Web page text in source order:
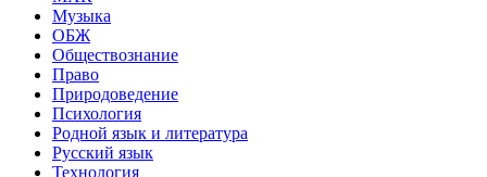
Музыка
ОБЖ
Обществознание
Право
Природоведение
Психология
Родной язык и литература
Русский язык
Технология